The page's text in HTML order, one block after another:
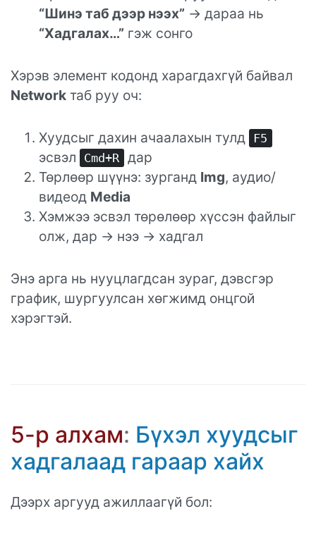
“Шинэ таб дээр нээх” → дараа нь
“Хадгалах…” гэж сонго
Хэрэв элемент кодонд харагдахгүй байвал
Network таб руу оч:
Хуудсыг дахин ачаалахын тулд F5
эсвэл Cmd+R дар
Төрлөөр шүүнэ: зурганд Img, аудио/
видеод Media
Хэмжээ эсвэл төрөлөөр хүссэн файлыг
олж, дар → нээ → хадгал
Энэ арга нь нууцлагдсан зураг, дэвсгэр
график, шургуулсан хөгжимд онцгой
хэрэгтэй.
5-р алхам: Бүхэл хуудсыг
хадгалаад гараар хайх
Дээрх аргууд ажиллаагүй бол: